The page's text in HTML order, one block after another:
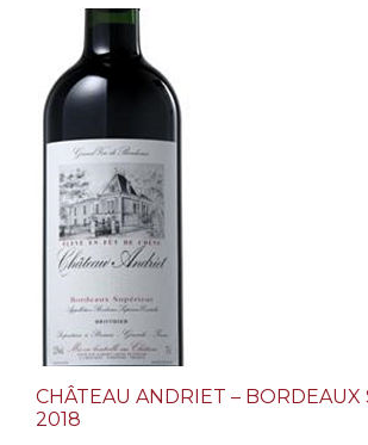
CHÂTEAU ANDRIET – BORDEAUX
2018